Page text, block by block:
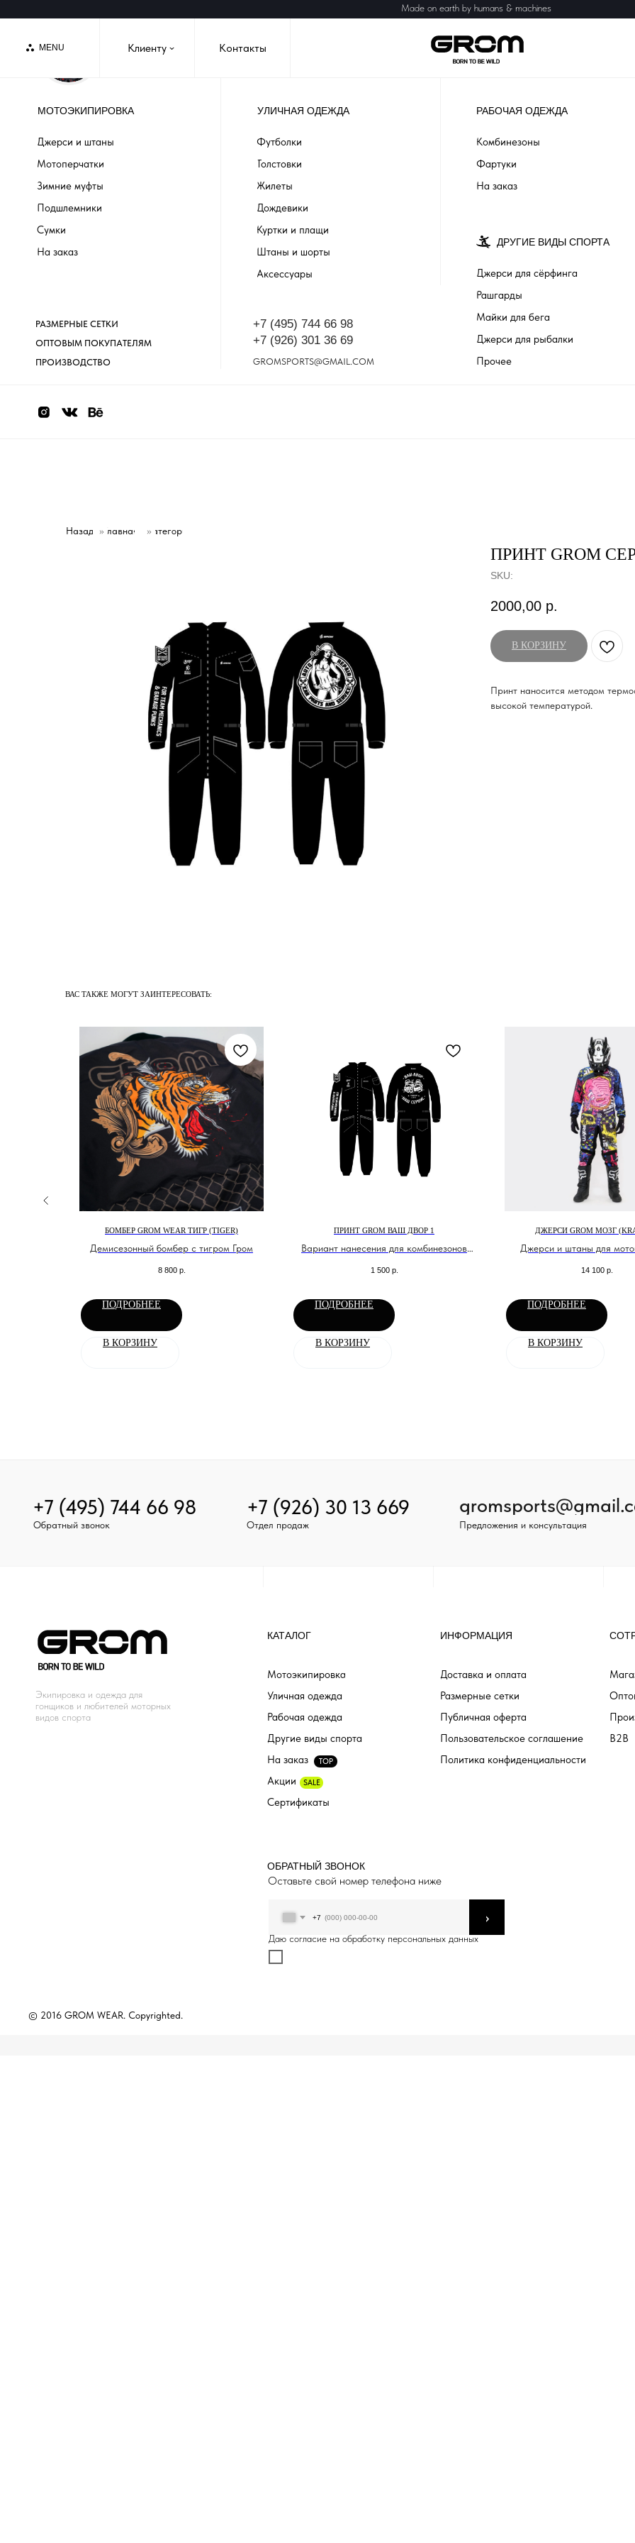
MENU Клиенту Контакты
›
Made on earth by humans & machines
МОТОЭКИПИРОВКА УЛИЧНАЯ ОДЕЖДА РАБОЧАЯ ОДЕЖДА
ОПТОВЫМ ПОКУПАТЕЛЯМ
ПРОИЗВОДСТВО
+7 (926) 301 36 69
GROMSPORTS@GMAIL.COM
Джерси и штаны
Мотоперчатки
Зимние муфты
Подшлемники
Сумки
На заказ
Футболки
Толстовки
Жилеты
Дождевики
Куртки и плащи
Штаны и шорты
Аксессуары
Комбинезоны
Фартуки
На заказ
+7 (495) 744 66 98
РАЗМЕРНЫЕ СЕТКИ
ДРУГИЕ ВИДЫ СПОРТА
Джерси для сёрфинга
Рашгарды
Майки для бега
Джерси для рыбалки
Прочее
Назад » Главная »
Категории
ПРИНТ GROM
SKU:
2000,00 р.
В КОРЗИНУ
Принт наносится методом
высокой температурой.
ВАС ТАКЖЕ МОГУТ ЗАИНТЕРЕСОВАТЬ:
БОМБЕР GROM WEAR ТИГР (TIGER)
Демисезонный бомбер с тигром Гром
8 800 р.
ПОДРОБНЕЕ
В КОРЗИНУ
ПРИНТ GROM ВАШ ДВОР 1
Вариант нанесения для комбинезонов
1 500 р.
ПОДРОБНЕЕ
В КОРЗИНУ
ДЖЕРСИ GROM МОЗГ
Джерси и штаны для
14 100 р.
ПОДРОБНЕЕ
В КОРЗИНУ
+7 (495) 744 66 98
Предложения и консультация
+7 (926) 30 13 669
Отдел продаж
Обратный звонок
КАТАЛОГ
Мотоэкипировка
Уличная одежда
Рабочая одежда
На заказ TOP
ИНФОРМАЦИЯ
Доставка и оплата
Размерные сетки
Публичная оферта
Пользовательское соглашение
Акции SALE
© 2016 GROM WEAR. Copyrighted.
Экипировка и одежда для
гонщиков и любителей моторных
видов спорта
ОБРАТНЫЙ ЗВОНОК
Оставьте свой номер телефона ниже
+7
Даю согласие на обработку персональных данных
›
Политика конфиденциальности
Сертификаты
Другие виды спорта B2B